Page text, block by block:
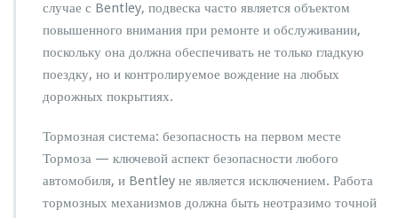
случае с Bentley, подвеска часто является объектом
повышенного внимания при ремонте и обслуживании,
поскольку она должна обеспечивать не только гладкую
поездку, но и контролируемое вождение на любых
дорожных покрытиях.
Тормозная система: безопасность на первом месте
Тормоза — ключевой аспект безопасности любого
автомобиля, и Bentley не является исключением. Работа
тормозных механизмов должна быть неотразимо точной